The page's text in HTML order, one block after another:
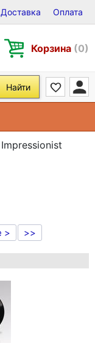
CD и DVD
Доставка Оплата
Корзина (0)
Найти
Impressionist
> >>